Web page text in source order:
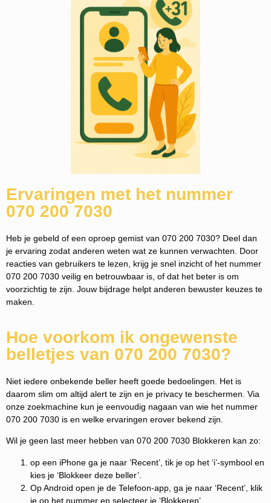
Ervaringen met het nummer
070 200 7030
Heb je gebeld of een oproep gemist van 070 200 7030? Deel dan
je ervaring zodat anderen weten wat ze kunnen verwachten. Door
reacties van gebruikers te lezen, krijg je snel inzicht of het nummer
070 200 7030 veilig en betrouwbaar is, of dat het beter is om
voorzichtig te zijn. Jouw bijdrage helpt anderen bewuster keuzes te
maken.
Hoe voorkom ik ongewenste
belletjes van 070 200 7030?
Niet iedere onbekende beller heeft goede bedoelingen. Het is
daarom slim om altijd alert te zijn en je privacy te beschermen. Via
onze zoekmachine kun je eenvoudig nagaan van wie het nummer
070 200 7030 is en welke ervaringen erover bekend zijn.
Wil je geen last meer hebben van 070 200 7030 Blokkeren kan zo:
op een iPhone ga je naar ‘Recent’, tik je op het ‘i’-symbool en
kies je ‘Blokkeer deze beller’.
Op Android open je de Telefoon-app, ga je naar ‘Recent’, klik
je op het nummer en selecteer je ‘Blokkeren’.